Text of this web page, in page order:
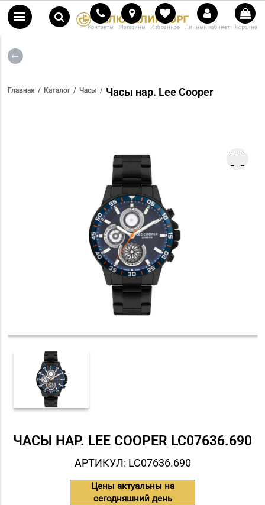
Контакты Магазины Избранное Личный кабинет Корзина
Главная Каталог Часы Часы нар. Lee Cooper
ЧАСЫ НАР. LEE COOPER LC07636.690
АРТИКУЛ: LC07636.690
Цены актуальны на
сегодняшний день